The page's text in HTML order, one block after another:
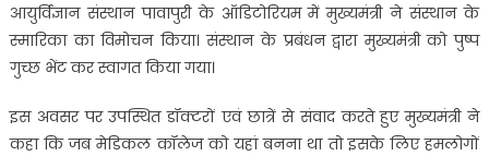
आयुर्विज्ञान संस्थान पावापुरी के ऑडिटोरियम में मुख्यमंत्री ने संस्थान के
स्मारिका का विमोचन किया। संस्थान के प्रबंधन द्वारा मुख्यमंत्री को पुष्प
गुच्छ भेंट कर स्वागत किया गया।
इस अवसर पर उपस्थित डॉक्टरों एवं छात्रें से संवाद करते हुए मुख्यमंत्री ने
कहा कि जब मेडिकल कॉलेज को यहां बनना था तो इसके लिए हमलोगों